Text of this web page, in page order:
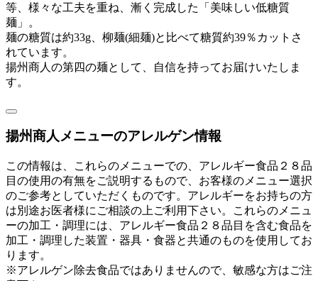
等、様々な工夫を重ね、漸く完成した「美味しい低糖質
麺」。
麺の糖質は約33g、柳麺(細麺)と比べて糖質約39％カットさ
れています。
揚州商人の第四の麺として、自信を持ってお届けいたしま
す。
揚州商人メニューのアレルゲン情報
この情報は、これらのメニューでの、アレルギー食品２８品
目の使用の有無をご説明するもので、お客様のメニュー選択
のご参考としていただくものです。アレルギーをお持ちの方
は別途お医者様にご相談の上ご利用下さい。これらのメニュ
ーの加工・調理には、アレルギー食品２８品目を含む食品を
加工・調理した装置・器具・食器と共通のものを使用してお
ります。
※アレルゲン除去食品ではありませんので、敏感な方はご注